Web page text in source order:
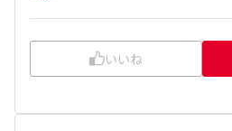
いいね